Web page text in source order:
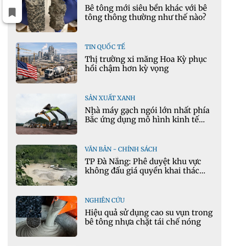
Bê tông mới siêu bền khác với bê
tông thông thường như thế nào?
TIN QUỐC TẾ
Thị trường xi măng Hoa Kỳ phục
hồi chậm hơn kỳ vọng
SẢN XUẤT XANH
Nhà máy gạch ngói lớn nhất phía
Bắc ứng dụng mô hình kinh tế
VĂN BẢN - CHÍNH SÁCH
TP Đà Nẵng: Phê duyệt khu vực
không đấu giá quyền khai thác
NGHIÊN CỨU
Hiệu quả sử dụng cao su vụn trong
bê tông nhựa chặt tái chế nóng